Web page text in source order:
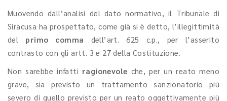
Muovendo dall’analisi del dato normativo, il Tribunale di
Siracusa ha prospettato, come già si è detto, l’illegittimità
del primo comma dell’art. 625 c.p., per l’asserito
contrasto con gli artt. 3 e 27 della Costituzione.
Non sarebbe infatti ragionevole che, per un reato meno
grave, sia previsto un trattamento sanzionatorio più
severo di quello previsto per un reato oggettivamente più